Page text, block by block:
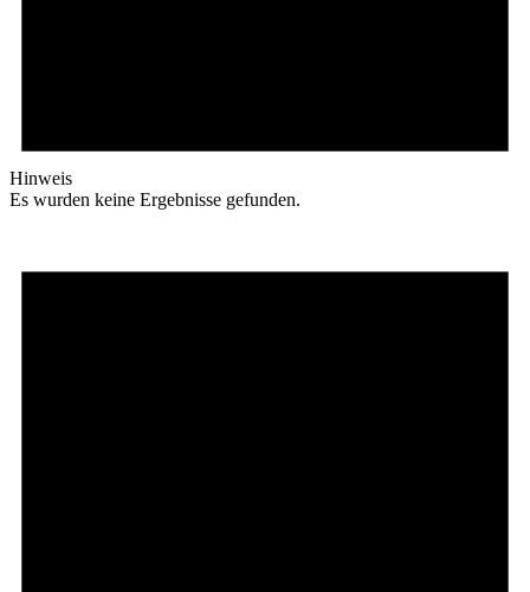
Hinweis
Es wurden keine Ergebnisse gefunden.